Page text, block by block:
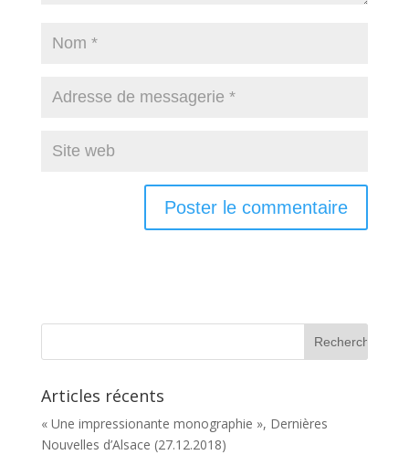
Articles récents
« Une impressionante monographie », Dernières
Nouvelles d’Alsace (27.12.2018)